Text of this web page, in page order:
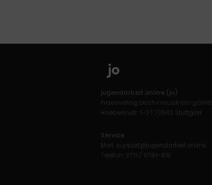
jugendarbeit.online (jo)
Praxisverlag buch+musik bm
Haeberlinstr. 1–3 | 70563 Stuttgart
Service
Mail: support@jugendarbeit.online
Telefon: 0711 / 9781-419